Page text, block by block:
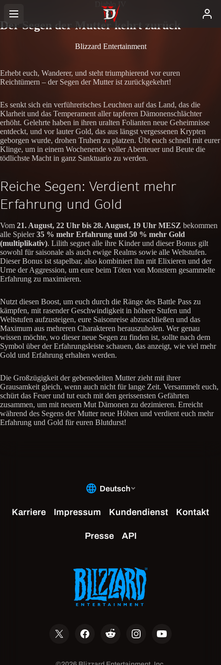
Diablo IV
Der Segen der Mutter kehrt zurück
Blizzard Entertainment
Erhebt euch, Wanderer, und steht triumphierend vor euren
Reichtümern – der Segen der Mutter ist zurückgekehrt!
Es senkt sich ein verführerisches Leuchten auf das Land, das die
Klarheit und das Temperament aller tapferen Dämonenschlächter
erhöht. Gelehrte haben in ihren uralten Folianten neue Geheimnisse
entdeckt, und vor lauter Gold, das aus längst vergessenen Krypten
geborgen wurde, drohen Truhen zu platzen. Übt euch schnell mit eurer
Klinge, um in einem Wochenende voller Abenteuer und Beute die
tödlichste Macht in ganz Sanktuario zu werden.
Reiche Segen: Verdient mehr
Erfahrung und Gold
Vom 21. August, 22 Uhr bis 28. August, 19 Uhr MESZ bekommen
alle Spieler35 % mehr Erfahrung und 50 % mehr Gold
(multiplikativ). Lilith segnet alle ihre Kinder und dieser Bonus gilt
sowohl für saisonale als auch ewige Realms sowie alle Weltstufen.
Dieser Bonus ist stapelbar, also kombiniert ihn mit Elixieren und der
Urne der Aggression, um eure beim Töten von Monstern gesammelte
Erfahrung zu maximieren.
Nutzt diesen Boost, um euch durch die Ränge des Battle Pass zu
kämpfen, mit rasender Geschwindigkeit in höhere Stufen und
Weltstufen aufzusteigen, eure Saisonreise abzuschließen und das
Maximum aus mehreren Charakteren herauszuholen. Wer genau
wissen möchte, wo dieser neue Segen zu finden ist, sollte nach dem
Symbol über der Erfahrungsleiste schauen, das anzeigt, wie viel mehr
Gold und Erfahrung erhalten werden.
Die Großzügigkeit der gebenedeiten Mutter zieht mit ihrer
Grausamkeit gleich, wenn auch nicht für lange Zeit. Versammelt euch,
schürt das Feuer und tut euch mit den gerissensten Gefährten
zusammen, um mit neuem Mut Dämonen zu dezimieren. Erreicht
während des Segens der Mutter neue Höhen und verdient euch mehr
Erfahrung und Gold für euren Blutdurst!